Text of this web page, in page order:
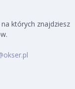
których znajdziesz